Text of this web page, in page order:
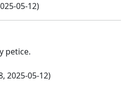
05-12)
petice.
2025-05-12)